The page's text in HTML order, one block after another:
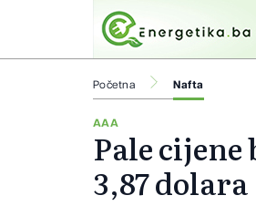
Početna Nafta
AAA
Pale cijene
3,87 dolara